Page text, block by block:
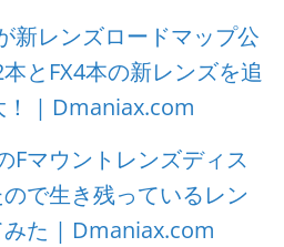
新レンズロードマップ公
とFX4本の新レンズを追
！ | Dmaniax.com
Fマウントレンズディス
で生き残っているレン
みた | Dmaniax.com